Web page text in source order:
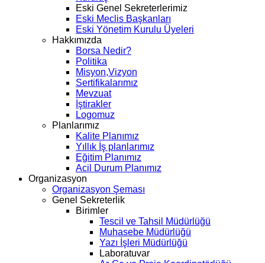
Eski Genel Sekreterlerimiz
Eski Meclis Başkanları
Eski Yönetim Kurulu Üyeleri
Hakkımızda
Borsa Nedir?
Politika
Misyon,Vizyon
Sertifikalarımız
Mevzuat
İştirakler
Logomuz
Planlarımız
Kalite Planımız
Yıllık İş planlarımız
Eğitim Planımız
Acil Durum Planımız
Organizasyon
Organizasyon Şeması
Genel Sekreterlik
Birimler
Tescil ve Tahsil Müdürlüğü
Muhasebe Müdürlüğü
Yazı İşleri Müdürlüğü
Laboratuvar